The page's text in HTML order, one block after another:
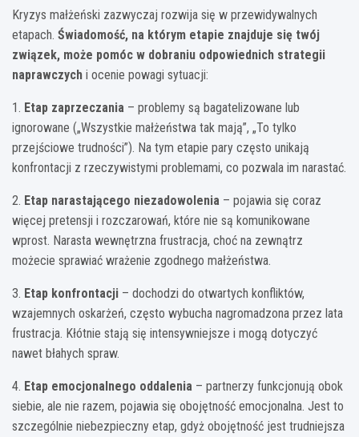
Kryzys małżeński zazwyczaj rozwija się w przewidywalnych
etapach. Świadomość, na którym etapie znajduje się twój
związek, może pomóc w dobraniu odpowiednich strategii
naprawczych i ocenie powagi sytuacji:
1. Etap zaprzeczania – problemy są bagatelizowane lub
ignorowane („Wszystkie małżeństwa tak mają”, „To tylko
przejściowe trudności”). Na tym etapie pary często unikają
konfrontacji z rzeczywistymi problemami, co pozwala im narastać.
2. Etap narastającego niezadowolenia – pojawia się coraz
więcej pretensji i rozczarowań, które nie są komunikowane
wprost. Narasta wewnętrzna frustracja, choć na zewnątrz
możecie sprawiać wrażenie zgodnego małżeństwa.
3. Etap konfrontacji – dochodzi do otwartych konfliktów,
wzajemnych oskarżeń, często wybucha nagromadzona przez lata
frustracja. Kłótnie stają się intensywniejsze i mogą dotyczyć
nawet błahych spraw.
4. Etap emocjonalnego oddalenia – partnerzy funkcjonują obok
siebie, ale nie razem, pojawia się obojętność emocjonalna. Jest to
szczególnie niebezpieczny etap, gdyż obojętność jest trudniejsza